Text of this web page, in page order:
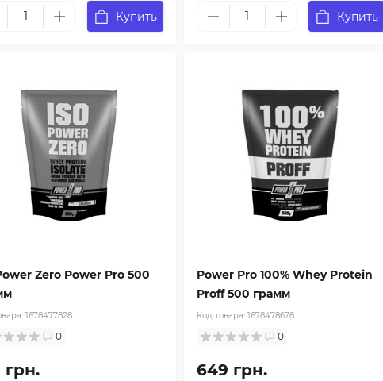
Купить Купить
Zero Power Pro 500
1678477828
0
грн.
Power Pro 100% Whey Protein
Proff 500 грамм
Код товара: 1678478678
0
649 грн.